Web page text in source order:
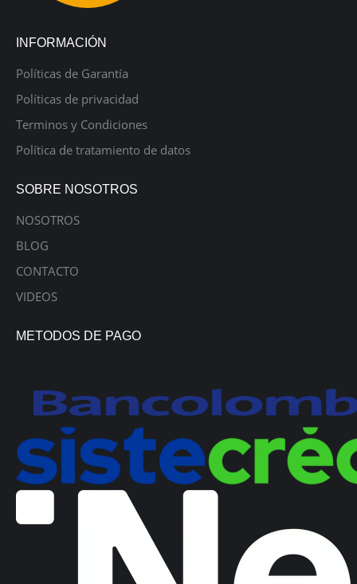
INFORMACIÓN
Políticas de Garantía
Políticas de privacidad
Terminos y Condiciones
Política de tratamiento de datos
SOBRE NOSOTROS
NOSOTROS
BLOG
CONTACTO
VIDEOS
METODOS DE PAGO